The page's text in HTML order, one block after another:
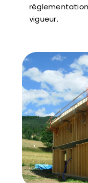
vigueur.